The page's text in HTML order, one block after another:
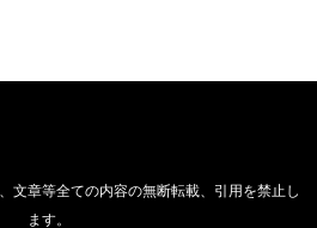
文章等全ての内容の無断転載、引用を禁止し
ます。